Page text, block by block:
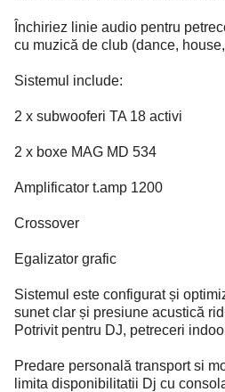
Închiriez linie audio pentru
cu muzică de club (dance,
Sistemul include:
2 x subwooferi TA 18 activi
2 x boxe MAG MD 534
Amplificator t.amp 1200
Crossover
Egalizator grafic
Sistemul este configurat și
sunet clar și presiune acustică
Potrivit pentru DJ, petreceri
Predare personală transport si
limita disponibilitatii Dj cu